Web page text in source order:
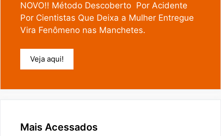
NOVO!! Método Descoberto Por Acidente
Por Cientistas Que Deixa a Mulher Entregue
Vira Fenômeno nas Manchetes.
Veja aqui!
Mais Acessados